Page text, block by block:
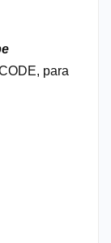
para